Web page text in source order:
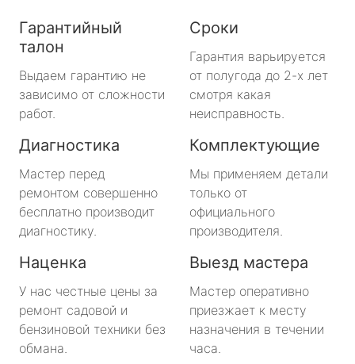
Гарантийный
талон
Выдаем гарантию не
зависимо от сложности
работ.
Сроки
Гарантия варьируется
от полугода до 2-х лет
смотря какая
неисправность.
Диагностика
Мастер перед
ремонтом совершенно
бесплатно производит
диагностику.
Комплектующие
Мы применяем детали
только от
официального
производителя.
Наценка
У нас честные цены за
ремонт садовой и
бензиновой техники без
обмана.
Выезд мастера
Мастер оперативно
приезжает к месту
назначения в течении
часа.